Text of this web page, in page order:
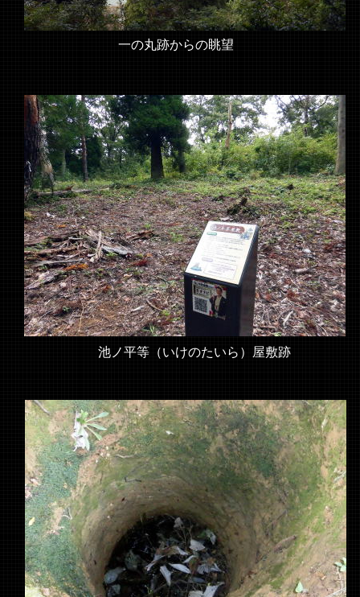
池ノ平等（いけのたいら）屋敷跡
一の丸跡からの眺望